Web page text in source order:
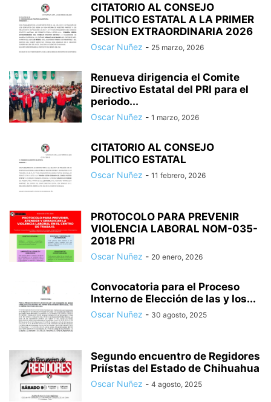
CITATORIO AL CONSEJO
POLITICO ESTATAL A LA PRIMER
SESION EXTRAORDINARIA 2026
Oscar Nuñez - 25 marzo, 2026
Renueva dirigencia el Comite
Directivo Estatal del PRI para el
periodo...
Oscar Nuñez - 1 marzo, 2026
CITATORIO AL CONSEJO
POLITICO ESTATAL
Oscar Nuñez - 11 febrero, 2026
PROTOCOLO PARA PREVENIR
VIOLENCIA LABORAL NOM-035-
2018 PRI
Oscar Nuñez - 20 enero, 2026
Convocatoria para el Proceso
Interno de Elección de las y los...
Oscar Nuñez - 30 agosto, 2025
Segundo encuentro de Regidores
Priístas del Estado de Chihuahua
Oscar Nuñez - 4 agosto, 2025